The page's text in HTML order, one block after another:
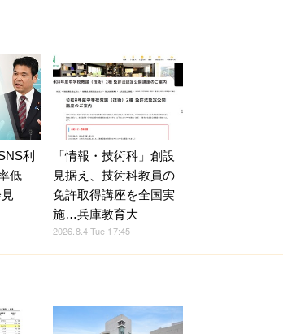
利
低
「情報・技術科」創設
見据え、技術科教員の
免許取得講座を全国実
施…兵庫教育大
2026.8.4 Tue 17:45